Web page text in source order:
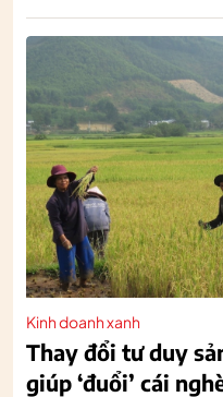
Kinh doanh xanh
Thay đổi tư duy
giúp ‘đuổi’ cái